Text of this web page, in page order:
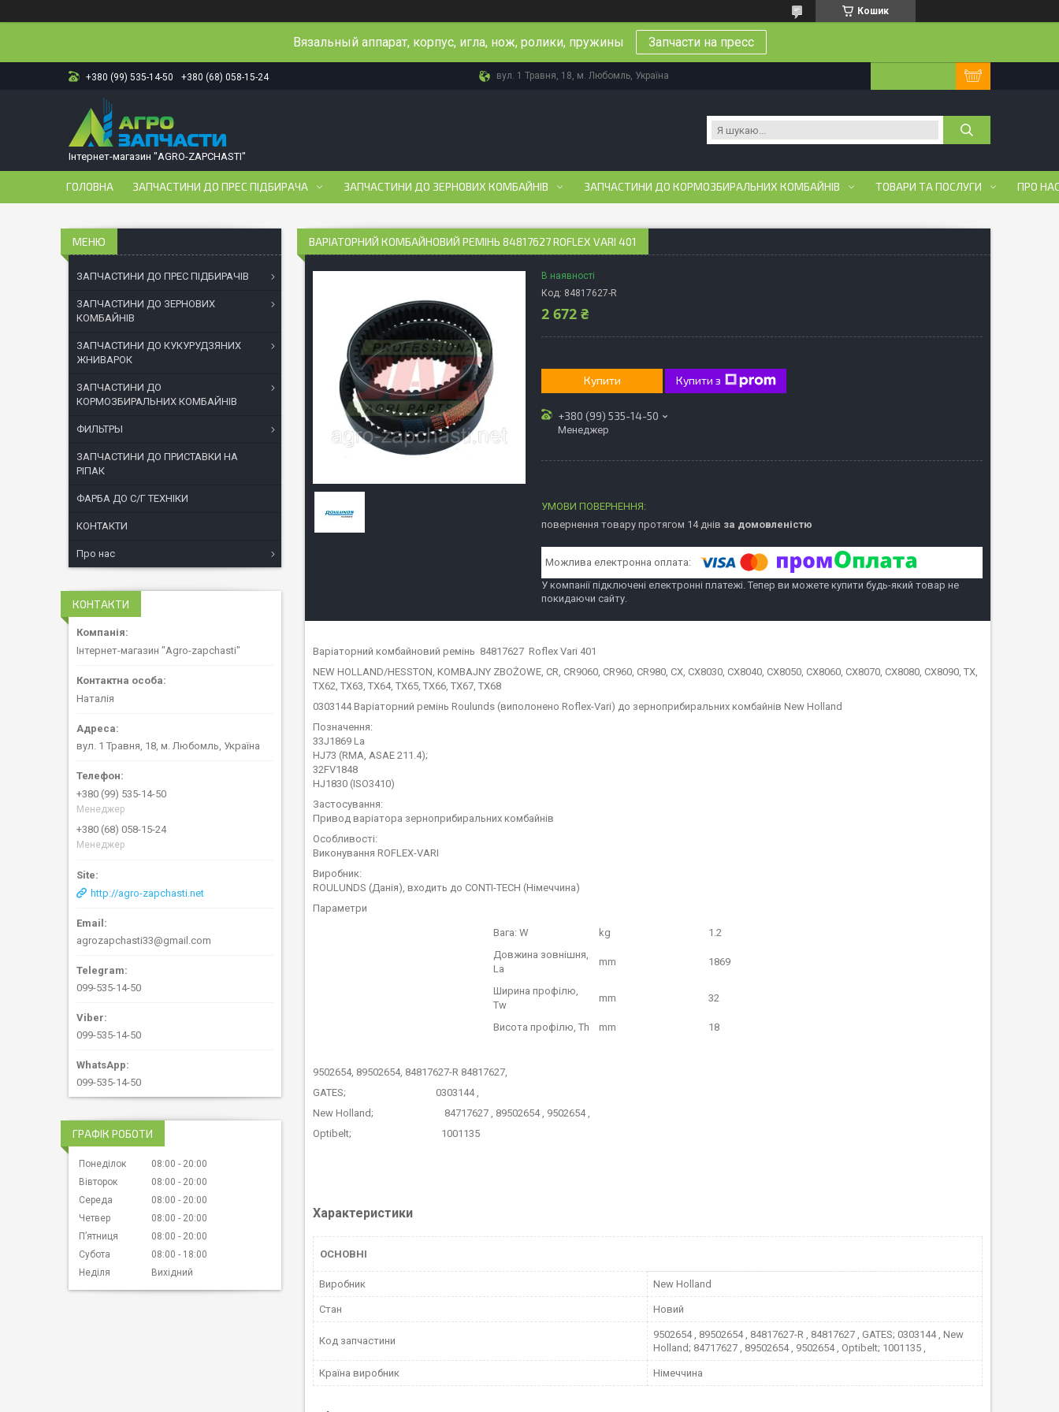
Кошик
Вязальный аппарат, корпус, игла, нож, ролики, пружины Запчасти на пресс
+380 (99) 535-14-50 +380 (68) 058-15-24 вул. 1 Травня, 18, м. Любомль, Україна
Інтернет-магазин "AGRO-ZAPCHASTI"
ГОЛОВНА ЗАПЧАСТИНИ ДО ПРЕС ПІДБИРАЧА ЗАПЧАСТИНИ ДО ЗЕРНОВИХ КОМБАЙНІВ ЗАПЧАСТИНИ ДО КОРМОЗБИРАЛЬНИХ КОМБАЙНІВ ТОВАРИ ТА ПОСЛУГИ ПРО
ВАРІАТОРНИЙ КОМБАЙНОВИЙ РЕМІНЬ 84817627 ROFLEX VARI 401
В наявності
Код: 84817627-R
2 672 ₴
Купити Купити з
+380 (99) 535-14-50
Менеджер
повернення товару протягом 14 днів за домовленістю
У компанії підключені електронні платежі. Тепер ви можете купити будь-який товар не
покидаючи сайту.
Варіаторний комбайновий ремінь 84817627 Roflex Vari 401
NEW HOLLAND/HESSTON, KOMBAJNY ZBOŻOWE, CR, CR9060, CR960, CR980, CX, CX8030, CX8040, CX8050, CX8060, CX8070, CX8080, CX8090, TX,
TX62, TX63, TX64, TX65, TX66, TX67, TX68
0303144 Варіаторний ремінь Roulunds (виполонено Roflex-Vari) до зерноприбиральних комбайнів New Holland
Позначення:
33J1869 La
HJ73 (RMA, ASAE 211.4);
32FV1848
HJ1830 (ISO3410)
Застосування:
Привод варіатора зерноприбиральних комбайнів
Особливості:
Виконування ROFLEX-VARI
Виробник:
ROULUNDS (Данія), входить до CONTI-TECH (Німеччина)
Параметри
Вага: W kg
1.2
Довжина зовнішня,
La
mm 1869
Ширина профілю,
Tw
mm 32
Висота профілю, Th mm 18
9502654, 89502654, 84817627-R 84817627,
GATES; 0303144 ,
New Holland; 84717627 , 89502654 , 9502654 ,
Optibelt; 1001135
Характеристики
ОСНОВНІ
Виробник New Holland
Стан Новий
Код запчастини
9502654 , 89502654 , 84817627-R , 84817627 , GATES; 0303144 , New
Holland; 84717627 , 89502654 , 9502654 , Optibelt; 1001135 ,
Країна виробник Німеччина
ЗАПЧАСТИНИ ДО ПРЕС ПІДБИРАЧІВ
ЗАПЧАСТИНИ ДО ЗЕРНОВИХ
КОМБАЙНІВ
ЗАПЧАСТИНИ ДО КУКУРУДЗЯНИХ
ЖНИВАРОК
ЗАПЧАСТИНИ ДО
КОРМОЗБИРАЛЬНИХ КОМБАЙНІВ
ФИЛЬТРЫ
ЗАПЧАСТИНИ ДО ПРИСТАВКИ НА
РІПАК
ФАРБА ДО С/Г ТЕХНІКИ
КОНТАКТИ
Про нас
КОНТАКТИ
Інтернет-магазин "Agro-zapchasti"
Наталія
вул. 1 Травня, 18, м. Любомль, Україна
+380 (99) 535-14-50
Менеджер
+380 (68) 058-15-24
Менеджер
http://agro-zapchasti.net
agrozapchasti33@gmail.com
099-535-14-50
099-535-14-50
099-535-14-50
ГРАФІК РОБОТИ
Понеділок 08:00
20:00
Вівторок
08:00
20:00
Середа
08:00
20:00
Четвер
08:00
20:00
Пʼятниця
08:00
20:00
Субота
08:00
18:00
Неділя
Вихідний